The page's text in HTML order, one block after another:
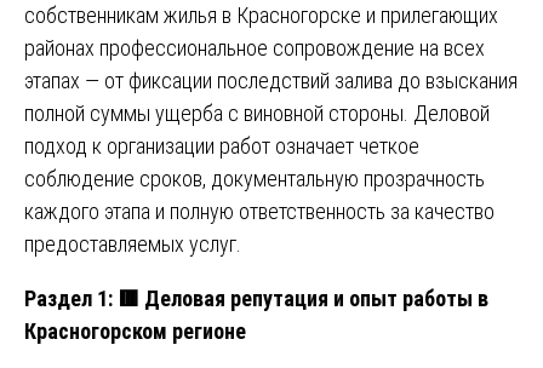
собственникам жилья в Красногорске и прилегающих
районах профессиональное сопровождение на всех
этапах — от фиксации последствий залива до взыскания
полной суммы ущерба с виновной стороны. Деловой
подход к организации работ означает четкое
соблюдение сроков, документальную прозрачность
каждого этапа и полную ответственность за качество
предоставляемых услуг.
Раздел 1: 🟥 Деловая репутация и опыт работы в
Красногорском регионе